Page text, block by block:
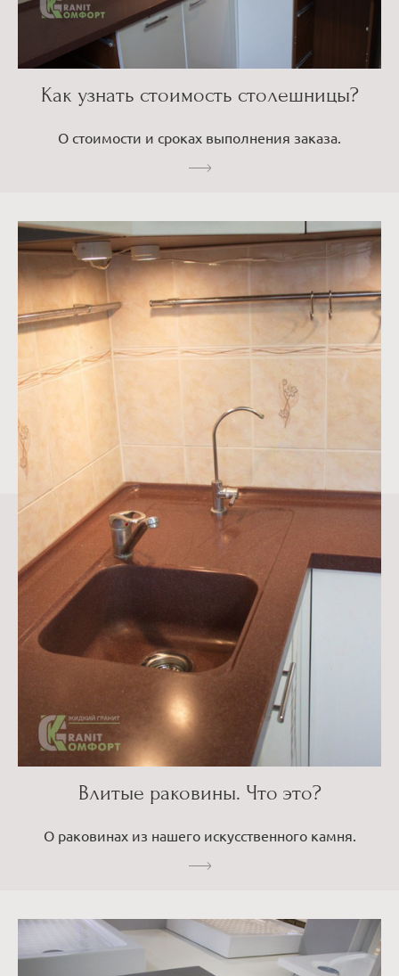
Как узнать стоимость столешницы?
О стоимости и сроках выполнения заказа.
Влитые раковины. Что это?
О раковинах из нашего искусственного камня.